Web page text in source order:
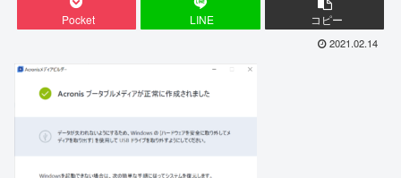
Pocket LINE コピー
2021.02.14